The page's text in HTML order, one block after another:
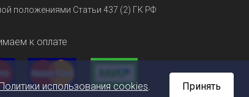
положениями Статьи 437 (2) ГК РФ
к оплате
использования cookies. Принять